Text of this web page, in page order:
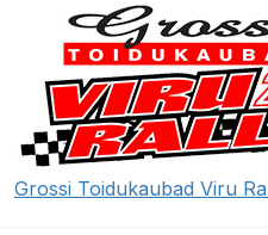
Grossi Toidukaubad Viru